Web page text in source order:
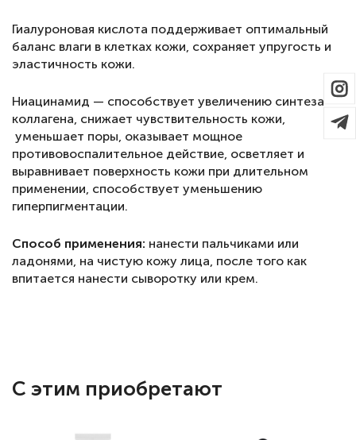
Гиалуроновая кислота поддерживает оптимальный
баланс влаги в клетках кожи, сохраняет упругость и
эластичность кожи.
Ниацинамид — способствует увеличению синтеза
коллагена, снижает чувствительность кожи,
уменьшает поры, оказывает мощное
противовоспалительное действие, осветляет и
выравнивает поверхность кожи при длительном
применении, способствует уменьшению
гиперпигментации.
Способ применения: нанести пальчиками или
ладонями, на чистую кожу лица, после того как
впитается нанести сыворотку или крем.
С этим приобретают